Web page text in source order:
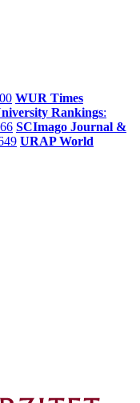
WUR Times
Rankings:
SCImago Journal &
URAP World